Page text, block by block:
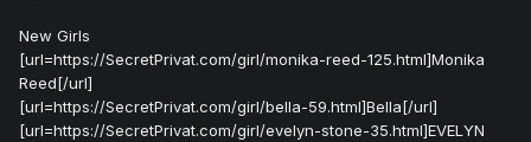
New Girls
[url=https://SecretPrivat.com/girl/monika-reed-125.html]Monika
Reed[/url]
[url=https://SecretPrivat.com/girl/bella-59.html]Bella[/url]
[url=https://SecretPrivat.com/girl/evelyn-stone-35.html]EVELYN